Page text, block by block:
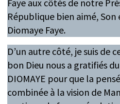
Faye aux côtés de notre
République bien aimé, Son
Diomaye Faye.
D’un autre côté, je suis de
bon Dieu nous a gratifiés
DIOMAYE pour que la
combinée à la vision de